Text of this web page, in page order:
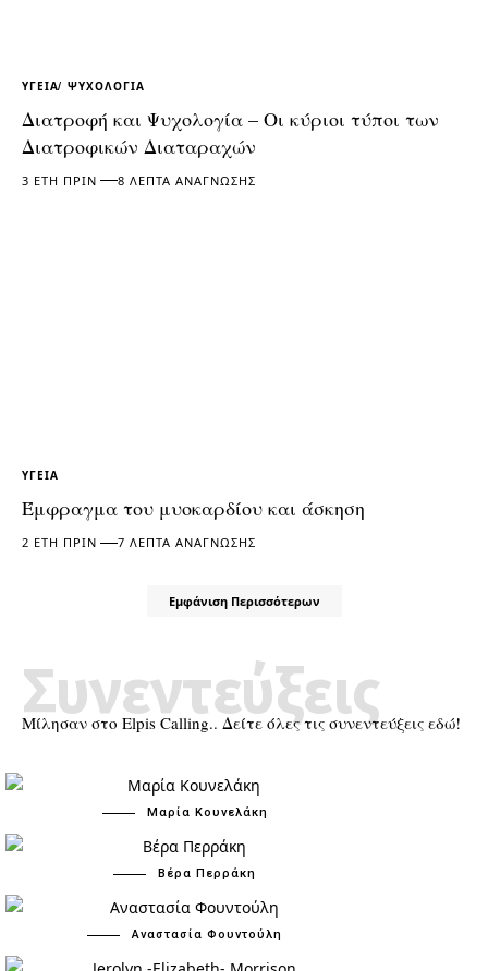
ΥΓΕΊΑ ΨΥΧΟΛΟΓΊΑ
Διατροφή και Ψυχολογία – Οι κύριοι τύποι των
Διατροφικών Διαταραχών
3 ΈΤΗ ΠΡΙΝ 8 ΛΕΠΤΆ ΑΝΆΓΝΩΣΗΣ
ΥΓΕΊΑ
Έμφραγμα του μυοκαρδίου και άσκηση
2 ΈΤΗ ΠΡΙΝ 7 ΛΕΠΤΆ ΑΝΆΓΝΩΣΗΣ
Εμφάνιση Περισσότερων
Μίλησαν στο Elpis Calling.. Δείτε όλες τις συνεντεύξεις εδώ!
Συνεντεύξεις
Μαρία Κουνελάκη
Βέρα Περράκη
Αναστασία Φουντούλη